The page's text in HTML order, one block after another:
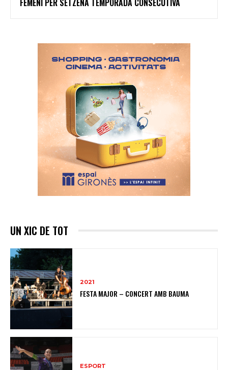
FEMENÍ PER SETZENA TEMPORADA CONSECUTIVA
UN XIC DE TOT
2021
FESTA MAJOR – CONCERT AMB BAUMA
ESPORT